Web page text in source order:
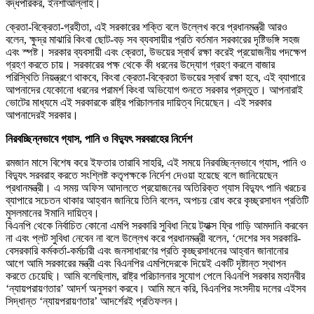
বদ্ধপরিকর, ইনশাআল্লাহ।
ক্রেতা-বিক্রেতা-গ্রহীতা, এই সরকারের শক্তি বলে উল্লেখ করে প্রধানমন্ত্রী আরও
বলেন, ক্ষুদ্র মাঝারি কিংবা ছোট-বড় সব ব্যবসায়ীর প্রতি বর্তমান সরকারের দৃষ্টিভঙ্গি সহজ
এবং স্পষ্ট। সরকার ব্যবসায়ী এবং ক্রেতা, উভয়ের স্বার্থ রক্ষা করেই প্রয়োজনীয় পদক্ষেপ
গ্রহণ করতে চায়। সরকারের পক্ষ থেকে কী ধরনের উদ্যোগ গ্রহণ করলে বাজার
পরিস্থিতি নিয়ন্ত্রণে থাকবে, কিংবা ক্রেতা-বিক্রেতা উভয়ের স্বার্থ রক্ষা হবে, এই ব্যাপারে
আপনাদের যেকোনো ধরনের পরামর্শ কিংবা অভিযোগ শুনতে সরকার প্রস্তুত। আপনারাই
ভোটের মাধ্যমে এই সরকারকে রাষ্ট্র পরিচালনার দায়িত্ব দিয়েছেন। এই সরকার
আপনাদেরই সরকার।
নিরবচ্ছিন্নভাবে গ্যাস, পানি ও বিদ্যুৎ সরবরাহের নির্দেশ
রমজান মাসে বিশেষ করে ইফতার তারাবি সাহরি, এই সময়ে নিরবচ্ছিন্নভাবে গ্যাস, পানি ও
বিদ্যুৎ সরবরাহ করতে সংশ্লিষ্ট কতৃপক্ষকে নির্দেশ দেওয়া হয়েছে বলে জানিয়েছেন
প্রধানমন্ত্রী। এ সময় অফিস আদালতে প্রয়োজনের অতিরিক্ত গ্যাস বিদ্যুৎ পানি খরচের
ব্যাপারে সচেতন থাকার আহ্বান জানিয়ে তিনি বলেন, অপচয় রোধ করে কৃচ্ছ্রসাধন প্রতিটি
মুসলমানের ঈমানি দায়িত্ব।
বিএনপি থেকে নির্বাচিত কোনো এমপি সরকারি সুবিধা নিয়ে ট্যাক্স ফ্রি গাড়ি আমদানি করবেন
না এবং প্লট সুবিধা নেবেন না বলে উল্লেখ করে প্রধানমন্ত্রী বলেন, ‘দেশের সব সরকারি-
বেসরকারি কর্মকর্তা-কর্মচারী এবং জনসাধারণের প্রতি কৃচ্ছ্রসাধনের আহ্বান জানানোর
আগে আমি সরকারের মন্ত্রী এবং বিএনপির এমপিদেরকে দিয়েই একটি দৃষ্টান্ত স্থাপন
করতে চেয়েছি। আমি বলেছিলাম, রাষ্ট্র পরিচালনার সুযোগ পেলে বিএনপি সরকার মহানবীর
‘ন্যায়পরায়ণতার’ আদর্শ অনুসরণ করবে। আমি মনে করি, বিএনপির সংসদীয় দলের এইসব
সিদ্ধান্ত ‘ন্যায়পরায়ণতার’ আদর্শেরই প্রতিফলন।